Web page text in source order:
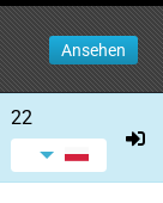
Ansehen
22